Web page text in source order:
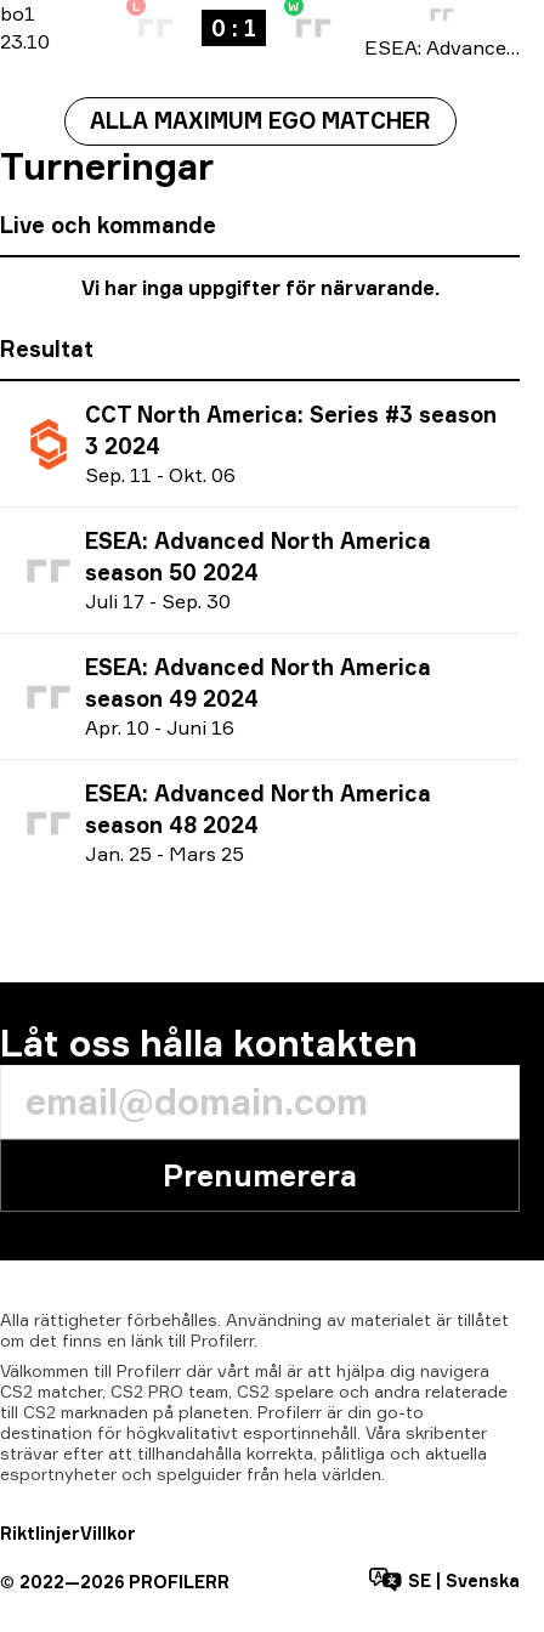
bo1 Regular Season
bo1
23.10
L
0 : 1
W
ESEA: Advanced North America season 51 2024
ALLA MAXIMUM EGO MATCHER
Turneringar
Live och kommande
Vi har inga uppgifter för närvarande.
Resultat
CCT North America: Series #3 season
3 2024
Sep. 11 - Okt. 06
ESEA: Advanced North America
season 50 2024
Juli 17 - Sep. 30
ESEA: Advanced North America
season 49 2024
Apr. 10 - Juni 16
ESEA: Advanced North America
season 48 2024
Jan. 25 - Mars 25
Låt oss hålla kontakten
Prenumerera
Alla rättigheter förbehålles. Användning av materialet är tillåtet
om det finns en länk till Profilerr.
Välkommen till Profilerr där vårt mål är att hjälpa dig navigera
CS2 matcher, CS2 PRO team, CS2 spelare och andra relaterade
till CS2 marknaden på planeten. Profilerr är din go-to
destination för högkvalitativt esportinnehåll. Våra skribenter
strävar efter att tillhandahålla korrekta, pålitliga och aktuella
esportnyheter och spelguider från hela världen.
RiktlinjerVillkor
© 2022—2026 PROFILERR SE Svenska